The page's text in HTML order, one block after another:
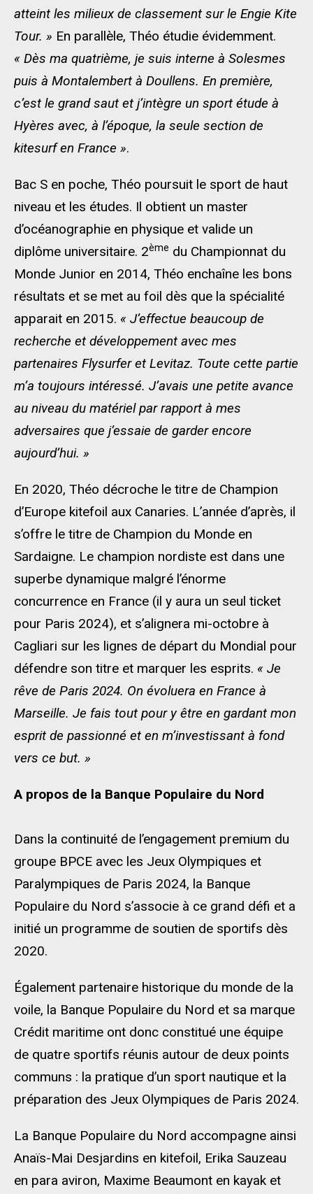
atteint les milieux de classement sur le Engie Kite
Tour. » En parallèle, Théo étudie évidemment.
« Dès ma quatrième, je suis interne à Solesmes
puis à Montalembert à Doullens. En première,
c’est le grand saut et j’intègre un sport étude à
Hyères avec, à l’époque, la seule section de
kitesurf en France ».
Bac S en poche, Théo poursuit le sport de haut
niveau et les études. Il obtient un master
d’océanographie en physique et valide un
diplôme universitaire. 2ème du Championnat du
Monde Junior en 2014, Théo enchaîne les bons
résultats et se met au foil dès que la spécialité
apparait en 2015. « J’effectue beaucoup de
recherche et développement avec mes
partenaires Flysurfer et Levitaz. Toute cette partie
m’a toujours intéressé. J’avais une petite avance
au niveau du matériel par rapport à mes
adversaires que j’essaie de garder encore
aujourd’hui. »
En 2020, Théo décroche le titre de Champion
d’Europe kitefoil aux Canaries. L’année d’après, il
s’offre le titre de Champion du Monde en
Sardaigne. Le champion nordiste est dans une
superbe dynamique malgré l’énorme
concurrence en France (il y aura un seul ticket
pour Paris 2024), et s’alignera mi-octobre à
Cagliari sur les lignes de départ du Mondial pour
défendre son titre et marquer les esprits. « Je
rêve de Paris 2024. On évoluera en France à
Marseille. Je fais tout pour y être en gardant mon
esprit de passionné et en m’investissant à fond
vers ce but. »
A propos de la Banque Populaire du Nord
Dans la continuité de l’engagement premium du
groupe BPCE avec les Jeux Olympiques et
Paralympiques de Paris 2024, la Banque
Populaire du Nord s’associe à ce grand défi et a
initié un programme de soutien de sportifs dès
2020.
Également partenaire historique du monde de la
voile, la Banque Populaire du Nord et sa marque
Crédit maritime ont donc constitué une équipe
de quatre sportifs réunis autour de deux points
communs : la pratique d’un sport nautique et la
préparation des Jeux Olympiques de Paris 2024.
La Banque Populaire du Nord accompagne ainsi
Anaïs-Mai Desjardins en kitefoil, Erika Sauzeau
en para aviron, Maxime Beaumont en kayak et